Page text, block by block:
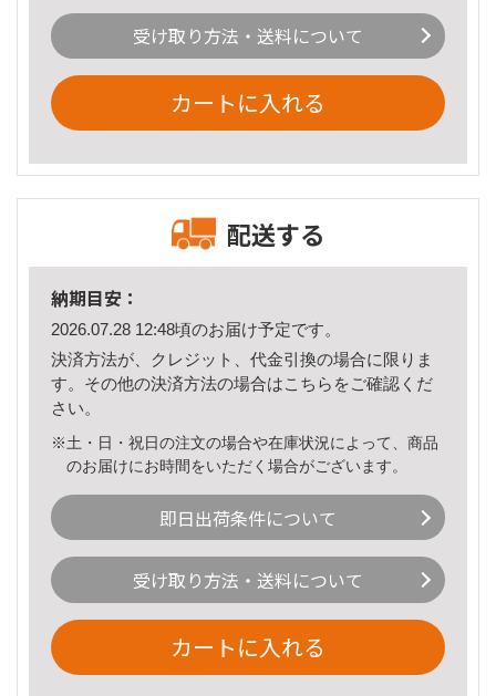
受け取り方法・送料について
カートに入れる
配送する
納期目安：
2026.07.28 12:48頃のお届け予定です。
決済方法が、クレジット、代金引換の場合に限りま
す。その他の決済方法の場合はこちら をご確認くだ
さい。
※土・日・祝日の注文の場合や在庫状況によって、商品
のお届けにお時間をいただく場合がございます。
即日出荷条件について
受け取り方法・送料について
カートに入れる